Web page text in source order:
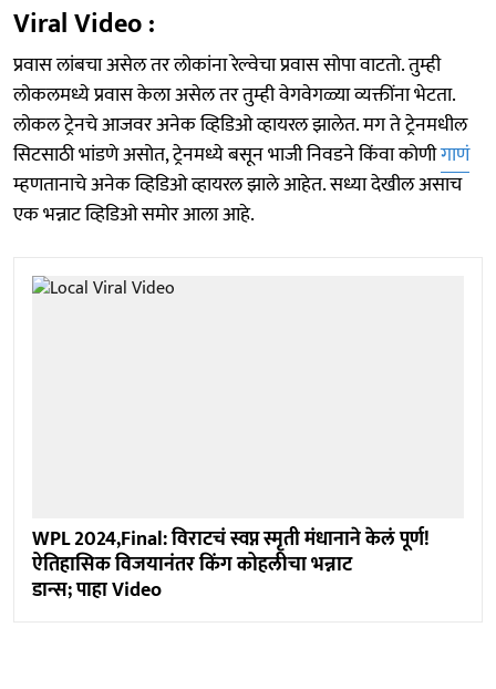
Viral Video :
प्रवास लांबचा असेल तर लोकांना रेल्वेचा प्रवास सोपा वाटतो. तुम्ही
लोकलमध्ये प्रवास केला असेल तर तुम्ही वेगवेगळ्या व्यक्तींना भेटता.
लोकल ट्रेनचे आजवर अनेक व्हिडिओ व्हायरल झालेत. मग ते ट्रेनमधील
सिटसाठी भांडणे असोत, ट्रेनमध्ये बसून भाजी निवडने किंवा कोणीगाणं
म्हणतानाचे अनेक व्हिडिओ व्हायरल झाले आहेत. सध्या देखील असाच
एक भन्नाट व्हिडिओ समोर आला आहे.
WPL 2024,Final: विराटचं स्वप्न स्मृती मंधानाने केलं पूर्ण!
ऐतिहासिक विजयानंतर किंग कोहलीचा भन्नाट
डान्स; पाहा Video